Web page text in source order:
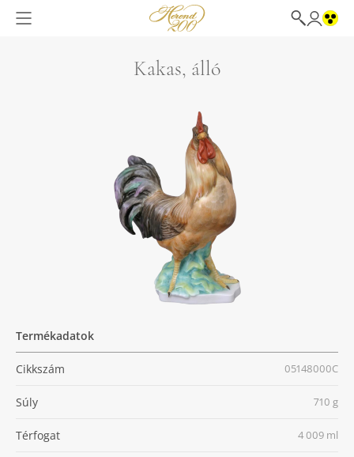
Kakas, álló
Termékadatok
Cikkszám 05148000C
Súly 710 g
Térfogat 4 009 ml